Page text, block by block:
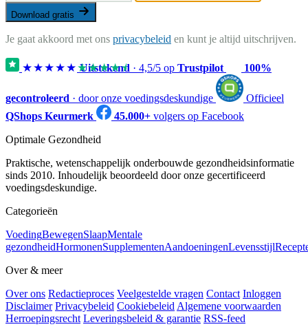
Download gratis
Je gaat akkoord met ons privacybeleid en kunt je altijd uitschrijven.
★★★★★★★★★★
Uitstekend · 4,5/5 op Trustpilot 100%
gecontroleerd · door onze voedingsdeskundige
Officieel
QShops Keurmerk
45.000+ volgers op Facebook
Optimale Gezondheid
Praktische, wetenschappelijk onderbouwde gezondheidsinformatie
sinds 2010. Inhoudelijk beoordeeld door onze gecertificeerd
voedingsdeskundige.
Categorieën
VoedingBewegenSlaapMentale
gezondheidHormonenSupplementenAandoeningenLevensstijl
Over & meer
Over ons Redactieproces Veelgestelde vragen Contact Inloggen
Disclaimer Privacybeleid Cookiebeleid Algemene voorwaarden
Herroepingsrecht Leveringsbeleid & garantie RSS-feed